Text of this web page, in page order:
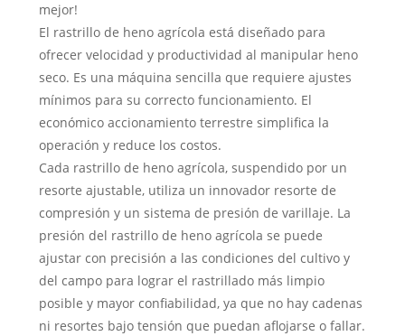
mejor!
El rastrillo de heno agrícola está diseñado para
ofrecer velocidad y productividad al manipular heno
seco. Es una máquina sencilla que requiere ajustes
mínimos para su correcto funcionamiento. El
económico accionamiento terrestre simplifica la
operación y reduce los costos.
Cada rastrillo de heno agrícola, suspendido por un
resorte ajustable, utiliza un innovador resorte de
compresión y un sistema de presión de varillaje. La
presión del rastrillo de heno agrícola se puede
ajustar con precisión a las condiciones del cultivo y
del campo para lograr el rastrillado más limpio
posible y mayor confiabilidad, ya que no hay cadenas
ni resortes bajo tensión que puedan aflojarse o fallar.